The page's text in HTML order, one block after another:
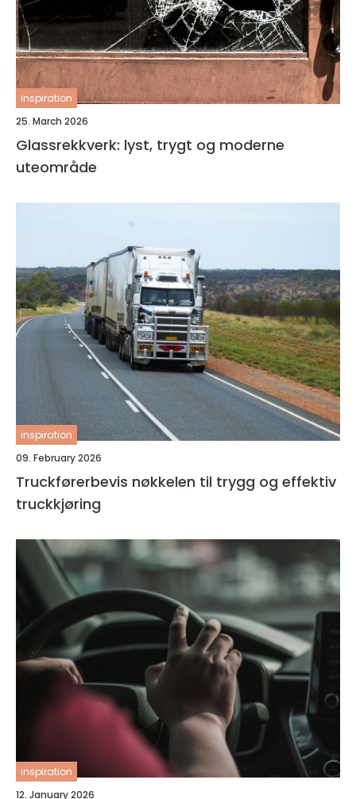
inspiration
25. March 2026
Glassrekkverk: lyst, trygt og moderne
uteområde
inspiration
09. February 2026
Truckførerbevis nøkkelen til trygg og effektiv
truckkjøring
inspiration
12. January 2026